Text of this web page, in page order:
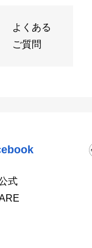
よくある
ご質問
式